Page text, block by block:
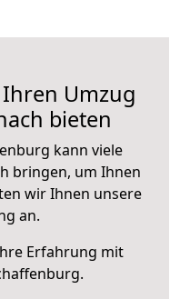
Umzug
bieten
kann viele
bringen, um Ihnen
wir Ihnen unsere
an.
Erfahrung mit
.